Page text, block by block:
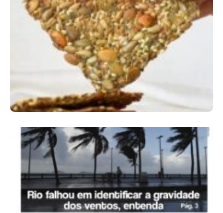
Comer Bem: Cracker De Sementes
Ano X – Número 366 01 A 07 De Agosto De
2026